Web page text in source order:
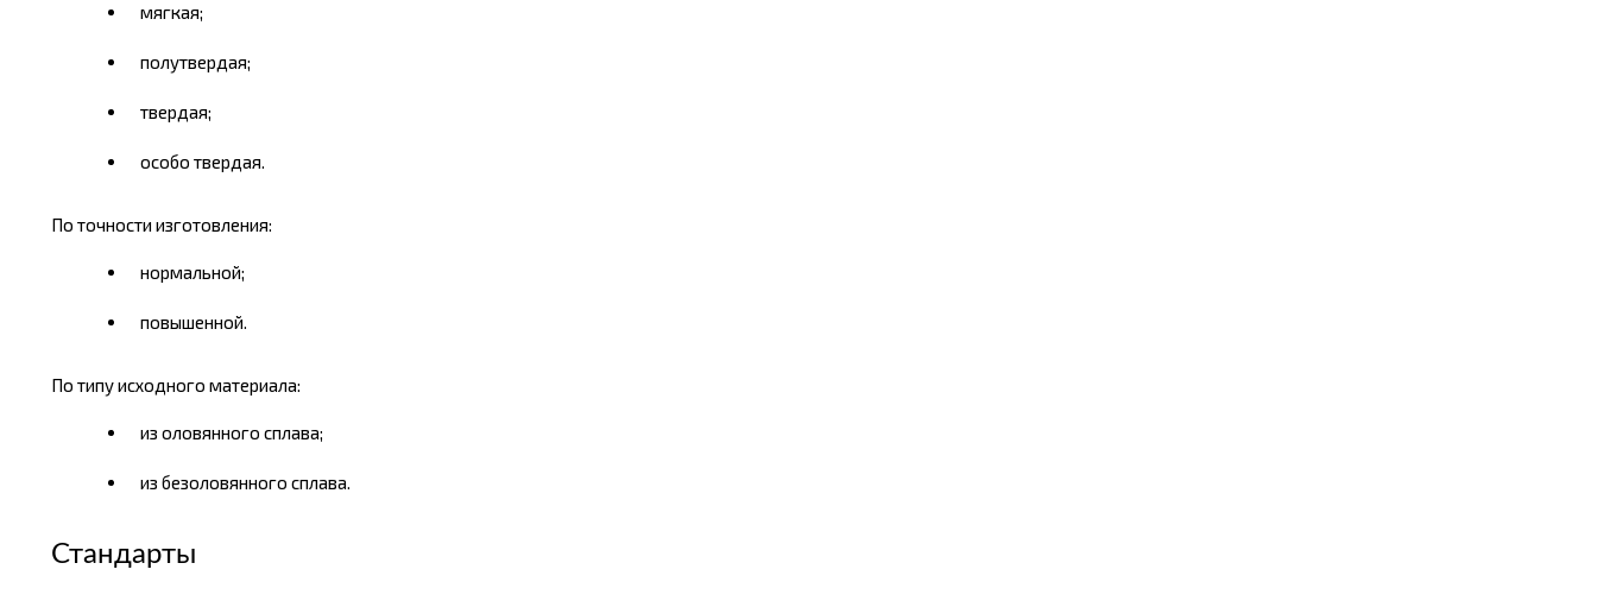
мягкая;
полутвердая;
твердая;
особо твердая.
По точности изготовления:
нормальной;
повышенной.
По типу исходного материала:
из оловянного сплава;
из безоловянного сплава.
Стандарты